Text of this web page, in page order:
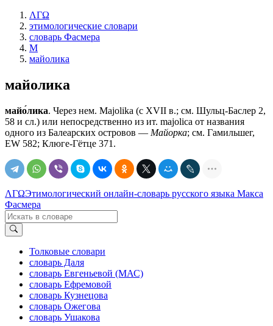
ΛΓΩ
этимологические словари
словарь Фасмера
М
майолика
майолика
майо́лика. Через нем. Мajolika (с XVII в.; см. Шульц-Баслер 2,
58 и сл.) или непосредственно из ит. majolica от названия
одного из Балеарских островов — Майорка; см. Гамильшег,
ЕW 582; Клюге-Гётце 371.
ΛΓΩЭтимологический онлайн-словарь русского языка Макса
Фасмера
Толковые словари
словарь Даля
словарь Евгеньевой (МАС)
словарь Ефремовой
словарь Кузнецова
словарь Ожегова
словарь Ушакова